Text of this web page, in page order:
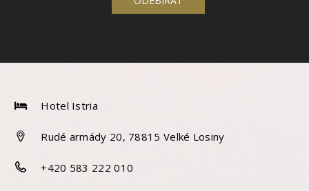
Hotel Istria
Rudé armády 20, 78815 Velké Losiny
+420 583 222 010